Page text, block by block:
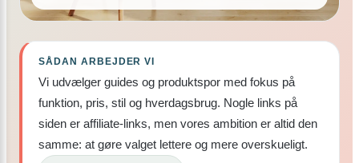
SÅDAN ARBEJDER VI
Vi udvælger guides og produktspor med fokus på
funktion, pris, stil og hverdagsbrug. Nogle links på
siden er affiliate-links, men vores ambition er altid den
samme: at gøre valget lettere og mere overskueligt.